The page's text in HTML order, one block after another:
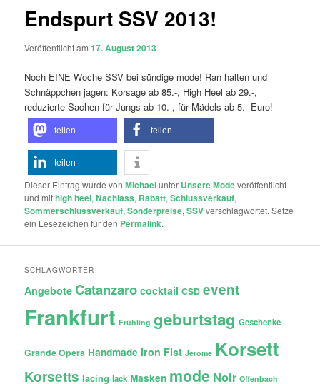
Endspurt SSV 2013!
Veröffentlicht am17. August 2013
Noch EINE Woche SSV bei sündige mode! Ran halten und
Schnäppchen jagen: Korsage ab 85.-, High Heel ab 29.-,
reduzierte Sachen für Jungs ab 10.-, für Mädels ab 5.- Euro!
teilen teilen
teilen
Dieser Eintrag wurde vonMichaelunter Unsere Modeveröffentlicht
und mithigh heel,Nachlass, Rabatt,Schlussverkauf,
Sommerschlussverkauf,Sonderpreise,SSVverschlagwortet. Setze
ein Lesezeichen für den Permalink.
SCHLAGWÖRTER
Angebote Catanzaro cocktail CSD event
Frankfurt Frühling geburtstag Geschenke
Grande Opera Handmade Iron Fist Jerome Korsett
Korsetts lacing lack Masken mode Noir Offenbach